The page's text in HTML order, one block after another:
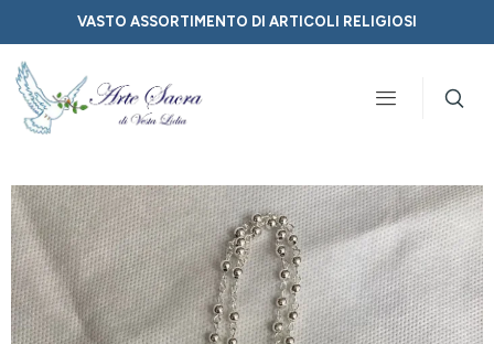
VASTO ASSORTIMENTO DI ARTICOLI RELIGIOSI